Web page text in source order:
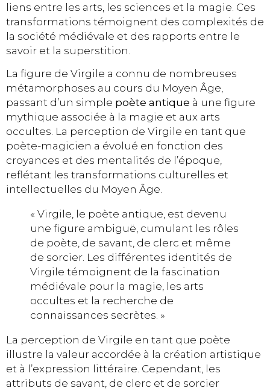
liens entre les arts, les sciences et la magie. Ces
transformations témoignent des complexités de
la société médiévale et des rapports entre le
savoir et la superstition.
La figure de Virgile a connu de nombreuses
métamorphoses au cours du Moyen Âge,
passant d’un simple poète antique à une figure
mythique associée à la magie et aux arts
occultes. La perception de Virgile en tant que
poète-magicien a évolué en fonction des
croyances et des mentalités de l’époque,
reflétant les transformations culturelles et
intellectuelles du Moyen Âge.
« Virgile, le poète antique, est devenu
une figure ambiguë, cumulant les rôles
de poète, de savant, de clerc et même
de sorcier. Les différentes identités de
Virgile témoignent de la fascination
médiévale pour la magie, les arts
occultes et la recherche de
connaissances secrètes. »
La perception de Virgile en tant que poète
illustre la valeur accordée à la création artistique
et à l’expression littéraire. Cependant, les
attributs de savant, de clerc et de sorcier